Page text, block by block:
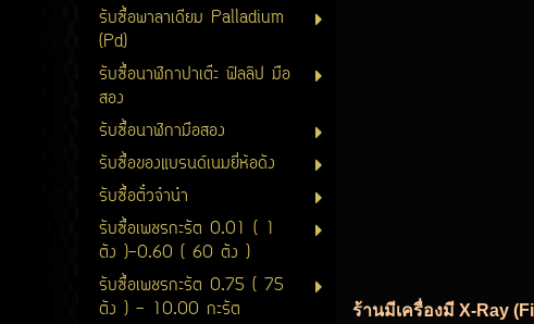
รับซื้อพาลาเดียม Palladium
(Pd)
รับซื้อนาฬิกาปาเต๊ะ ฟิลลิป มือ
สอง
รับซื้อนาฬิกามือสอง
รับซื้อของแบรนด์เนมยี่ห้อดัง
รับซื้อตั๋วจำนำ
รับซื้อเพชรกะรัต 0.01 ( 1
ตัง )-0.60 ( 60 ตัง )
รับซื้อเพชรกะรัต 0.75 ( 75
ตัง ) - 10.00 กะรัต
ร้านมีเครื่องมี X-Ray